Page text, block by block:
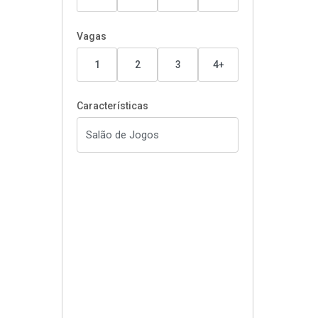
Vagas
1 2 3 4+
Características